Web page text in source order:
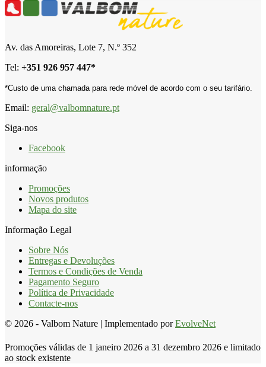
Av. das Amoreiras, Lote 7, N.º 352
Tel: +351 926 957 447*
*Custo de uma chamada para rede móvel de acordo com o seu tarifário.
Email: geral@valbomnature.pt
Siga-nos
Facebook
informação
Promoções
Novos produtos
Mapa do site
Informação Legal
Sobre Nós
Entregas e Devoluções
Termos e Condições de Venda
Pagamento Seguro
Política de Privacidade
Contacte-nos
© 2026 - Valbom Nature | Implementado porEvolveNet
Promoções válidas de 1 janeiro 2026 a 31 dezembro 2026 e limitado
ao stock existente